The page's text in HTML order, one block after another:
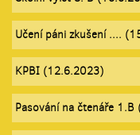
Učení páni zkušení ....
KPBI (12.6.2023)
Pasování na čtenáře